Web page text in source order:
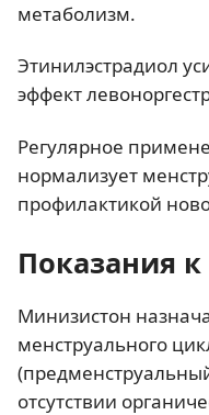
метаболизм.
Этинилэстрадиол
эффект
Регулярное
нормализует
профилактикой
Показания
Минизистон
менструального
отсутствии